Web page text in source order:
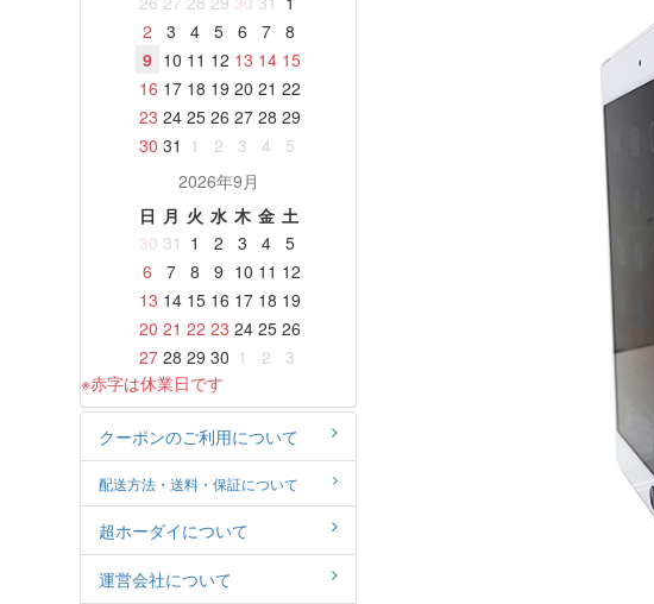
2
3 4 5 6 7
8
9 10 11 12 13 14 15
16 17 18 19 20 21 22
23 24 25 26 27 28 29
30 31 1 2 3 4
5
2026年9月
日 月 火 水 木 金 土
30 31 1 2 3 4
5
6
7 8 9 10 11 12
13 14 15 16 17 18 19
20 21 22 23 24 25 26
27 28 29 30 1 2
3
※赤字は休業日です
クーポンのご利用について
配送方法・送料・保証について
超ホーダイについて
運営会社について